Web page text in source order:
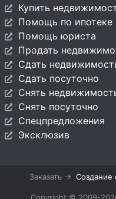
Купить
Помощь по ипотеке
Помощь юриста
Продать
Сдать
Сдать посуточно
Снять
Снять посуточно
Спецпредложения
Эксклюзив
Заказать → Создание